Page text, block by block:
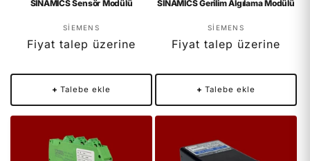
SINAMICS Sensör Modülü
Satıcı:
SIEMENS
Fiyat talep üzerine
+ Talebe ekle
SINAMICS Gerilim Algılama Modülü
Satıcı:
SIEMENS
Fiyat talep üzerine
+ Talebe ekle